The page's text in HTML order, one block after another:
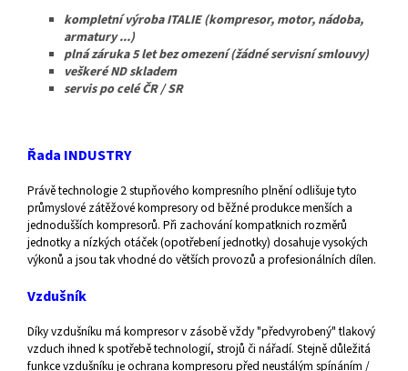
kompletní výroba ITALIE (kompresor, motor, nádoba,
armatury ...)
plná záruka 5 let bez omezení (žádné servisní smlouvy)
veškeré ND skladem
servis po celé ČR / SR
Řada INDUSTRY
Právě technologie 2 stupňového kompresního plnění odlišuje tyto
průmyslové zátěžové kompresory od běžné produkce menších a
jednodušších kompresorů. Při zachování kompatknich rozměrů
jednotky a nízkých otáček (opotřebení jednotky) dosahuje vysokých
výkonů a jsou tak vhodné do větších provozů a profesionálních dílen.
Vzdušník
Díky vzdušníku má kompresor v zásobě vždy "předvyrobený" tlakový
vzduch ihned k spotřebě technologií, strojů či nářadí. Stejně důležitá
funkce vzdušníku je ochrana kompresoru před neustálým spínáním /